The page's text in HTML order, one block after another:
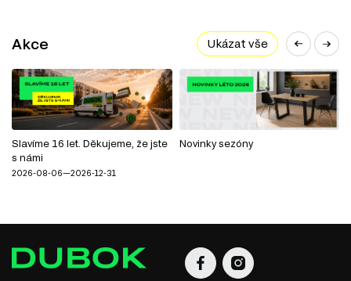
Akce Ukázat vše
Slavíme 16 let. Děkujeme, že jste
s námi
2026-08-06—2026-12-31
Novinky sezóny